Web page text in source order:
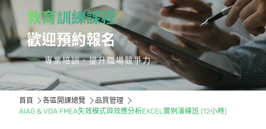
教育訓練課程
歡迎預約報名
專業培訓、提升職場競爭力
首頁 各區開課總覽
品質管理
AIAG & VDA FMEA失效模式與效應分析EXCEL實例演練班 (12小時)